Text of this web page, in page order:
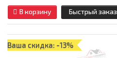
В корзину Быстрый заказ
Ваша скидка: -13%